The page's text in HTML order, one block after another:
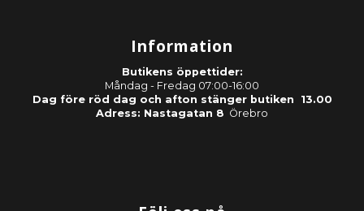
Information
Butikens öppettider:
Måndag - Fredag 07:00-16:00
Dag före röd dag och afton stänger butiken 13.00
Adress: Nastagatan 8 Örebro